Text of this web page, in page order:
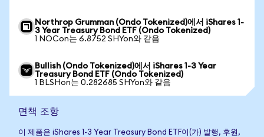
Northrop Grumman (Ondo Tokenized)에서 iShares 1-
3 Year Treasury Bond ETF (Ondo Tokenized)
1 NOCon는 6.8752 SHYon와 같음
Bullish (Ondo Tokenized)에서 iShares 1-3 Year
Treasury Bond ETF (Ondo Tokenized)
1 BLSHon는 0.282685 SHYon와 같음
면책 조항
이 제품은 iShares 1-3 Year Treasury Bond ETF이(가) 발행, 후원,